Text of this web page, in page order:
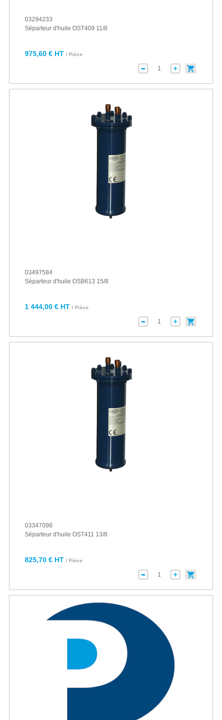
03294233
Séparteur d'huile OST409 11/8
975,60 € HT / Pièce
03497584
Séparteur d'huile OSB613 15/8
1 444,00 € HT / Pièce
03347098
Séparteur d'huile OST411 13/8
825,70 € HT / Pièce